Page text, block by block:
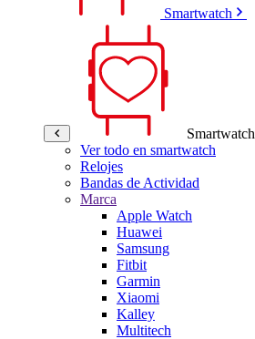
Smartwatch
Smartwatch
Ver todo en smartwatch
Relojes
Bandas de Actividad
Marca
Apple Watch
Huawei
Samsung
Fitbit
Garmin
Xiaomi
Kalley
Multitech